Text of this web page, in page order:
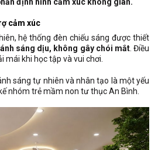
định hình cảm xúc không gian.
cảm xúc
hệ thống đèn chiếu sáng được thiết
sáng dịu, không gây chói mắt. Điều
mái khi học tập và vui chơi.
sáng tự nhiên và nhân tạo là một yếu
nhóm trẻ mầm non tư thục An Bình.